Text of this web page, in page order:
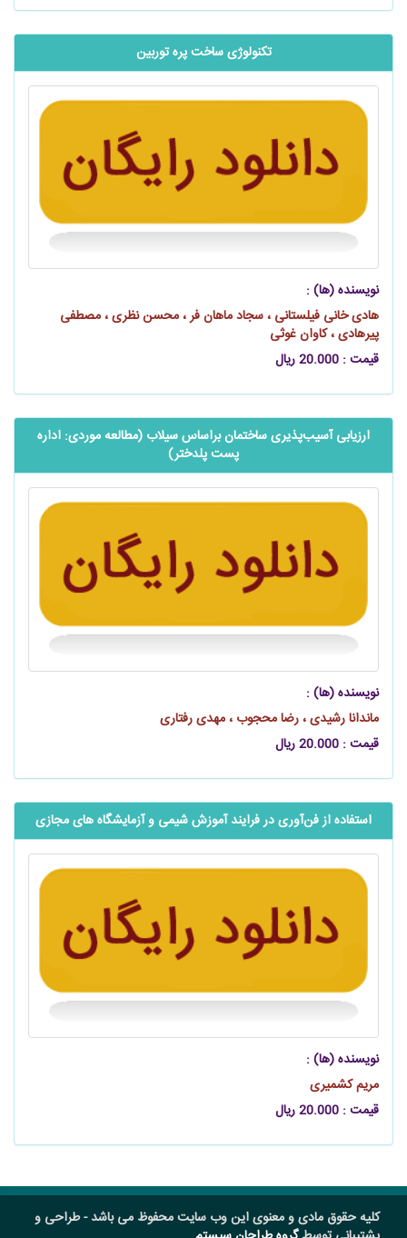
تکنولوژی ساخت پره توربین
نویسنده (ها) :
هادی خانی فیلستانی ، سجاد ماهان فر ، محسن نظری ، مصطفی
پیرهادی ، کاوان غوثی
قیمت : 20.000 ریال
ارزیابی آسیب‌پذیری ساختمان براساس سیلاب (مطالعه موردی: اداره
پست پلدختر)
نویسنده (ها) :
ماندانا رشیدی ، رضا محجوب ، مهدی رفتاری
قیمت : 20.000 ریال
استفاده از ‌فن‌آوری در فرایند آموزش شیمی و آزمایشگاه های مجازی
نویسنده (ها) :
مریم کشمیری
قیمت : 20.000 ریال
کلیه حقوق مادی و معنوی این وب سایت محفوظ می باشد - طراحی و